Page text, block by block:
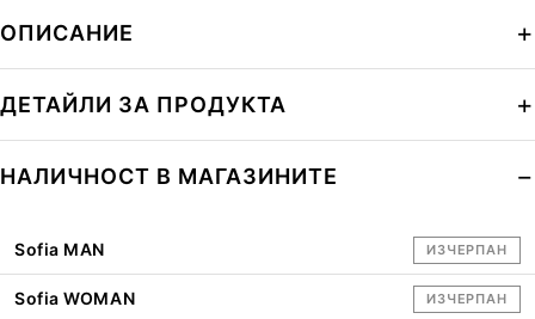
ОПИСАНИЕ
ДЕТАЙЛИ ЗА ПРОДУКТА
НАЛИЧНОСТ В МАГАЗИНИТЕ
Sofia MAN ИЗЧЕРПАН
Sofia WOMAN ИЗЧЕРПАН